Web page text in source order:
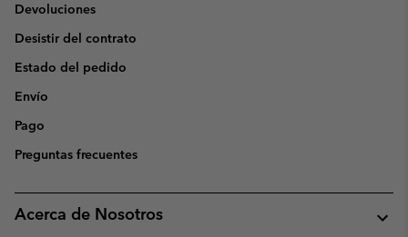
Devoluciones
Desistir del contrato
Estado del pedido
Envío
Pago
Preguntas frecuentes
Acerca de Nosotros